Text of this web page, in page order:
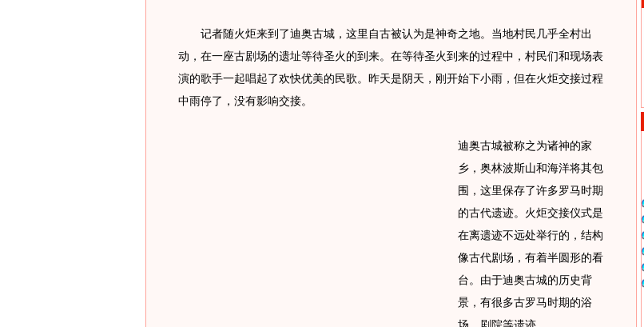
记者随火炬来到了迪奥古城，这里自古被认为是神奇之地。当地村民几乎全村出
动，在一座古剧场的遗址等待圣火的到来。在等待圣火到来的过程中，村民们和现场表
演的歌手一起唱起了欢快优美的民歌。昨天是阴天，刚开始下小雨，但在火炬交接过程
中雨停了，没有影响交接。
迪奥古城被称之为诸神的家
乡，奥林波斯山和海洋将其包
围，这里保存了许多罗马时期
的古代遗迹。火炬交接仪式是
在离遗迹不远处举行的，结构
像古代剧场，有着半圆形的看
台。由于迪奥古城的历史背
景，有很多古罗马时期的浴